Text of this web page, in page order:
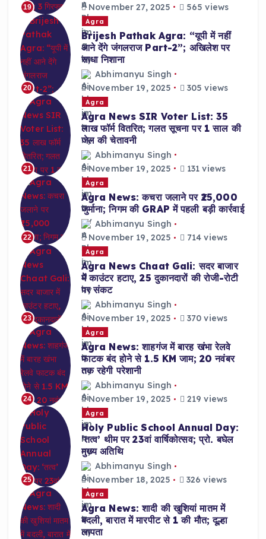
19 November 27, 2025 565 views
20
Agra
Brijesh Pathak Agra: “यूपी में नहीं
आने देंगे जंगलराज Part-2”; अखिलेश पर
साधा निशाना
Abhimanyu Singh
November 19, 2025
305 views
21
Agra
Agra News SIR Voter List: 35
लाख फॉर्म वितरित; गलत सूचना पर 1 साल की
जेल की चेतावनी
Abhimanyu Singh
November 19, 2025
131 views
22
Agra
Agra News: कचरा जलाने पर ₹25,000
जुर्माना; निगम की GRAP में पहली बड़ी कार्रवाई
Abhimanyu Singh
November 19, 2025
714 views
23
Agra
Agra News Chaat Gali: सदर बाजार
में काउंटर हटाए, 25 दुकानदारों की रोजी-रोटी
पर संकट
Abhimanyu Singh
November 19, 2025
370 views
24
Agra
Agra News: शाहगंज में बारह खंभा रेलवे
फाटक बंद होने से 1.5 KM जाम; 20 नवंबर
तक रहेगी परेशानी
Abhimanyu Singh
November 19, 2025
219 views
25
Agra
Holy Public School Annual Day:
‘तत्व’ थीम पर 23वां वार्षिकोत्सव; प्रो. बघेल
मुख्य अतिथि
Abhimanyu Singh
November 18, 2025
326 views
Agra
Agra News: शादी की खुशियां मातम में
बदली, बारात में मारपीट से 1 की मौत; दूल्हा
लापता